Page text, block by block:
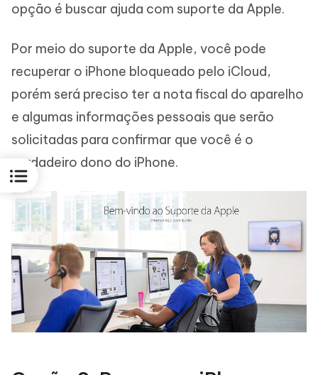
opção é buscar ajuda com suporte da Apple.
Por meio do suporte da Apple, você pode
recuperar o iPhone bloqueado pelo iCloud,
porém será preciso ter a nota fiscal do aparelho
e algumas informações pessoais que serão
solicitadas para confirmar que você é o
verdadeiro dono do iPhone.